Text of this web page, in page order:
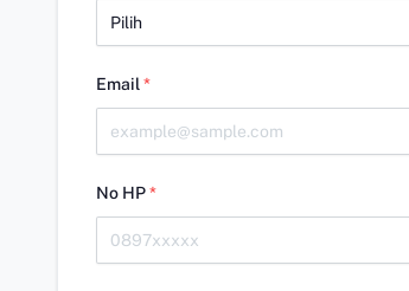
Email *
No HP*